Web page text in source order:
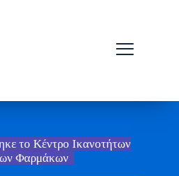
το Κέντρο Ικανοτήτων
Φαρμάκων